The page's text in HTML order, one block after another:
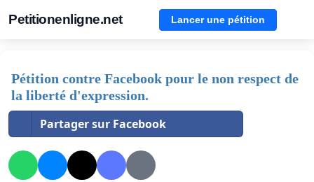
Petitionenligne.net Lancer une pétition
Pétition contre Facebook pour le non respect de
la liberté d'expression.
Partager sur Facebook